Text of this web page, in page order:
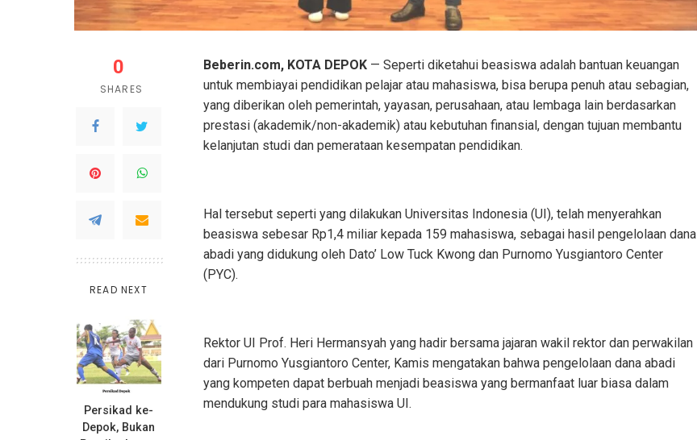
0
SHARES
READ NEXT
Persikad ke-
Depok, Bukan
Beberin.com, KOTA DEPOK — Seperti diketahui beasiswa adalah bantuan keuangan
untuk membiayai pendidikan pelajar atau mahasiswa, bisa berupa penuh atau sebagian,
yang diberikan oleh pemerintah, yayasan, perusahaan, atau lembaga lain berdasarkan
prestasi (akademik/non-akademik) atau kebutuhan finansial, dengan tujuan membantu
kelanjutan studi dan pemerataan kesempatan pendidikan.
Hal tersebut seperti yang dilakukan Universitas Indonesia (UI), telah menyerahkan
beasiswa sebesar Rp1,4 miliar kepada 159 mahasiswa, sebagai hasil pengelolaan dana
abadi yang didukung oleh Dato’ Low Tuck Kwong dan Purnomo Yusgiantoro Center
(PYC).
Rektor UI Prof. Heri Hermansyah yang hadir bersama jajaran wakil rektor dan perwakilan
dari Purnomo Yusgiantoro Center, Kamis mengatakan bahwa pengelolaan dana abadi
yang kompeten dapat berbuah menjadi beasiswa yang bermanfaat luar biasa dalam
mendukung studi para mahasiswa UI.